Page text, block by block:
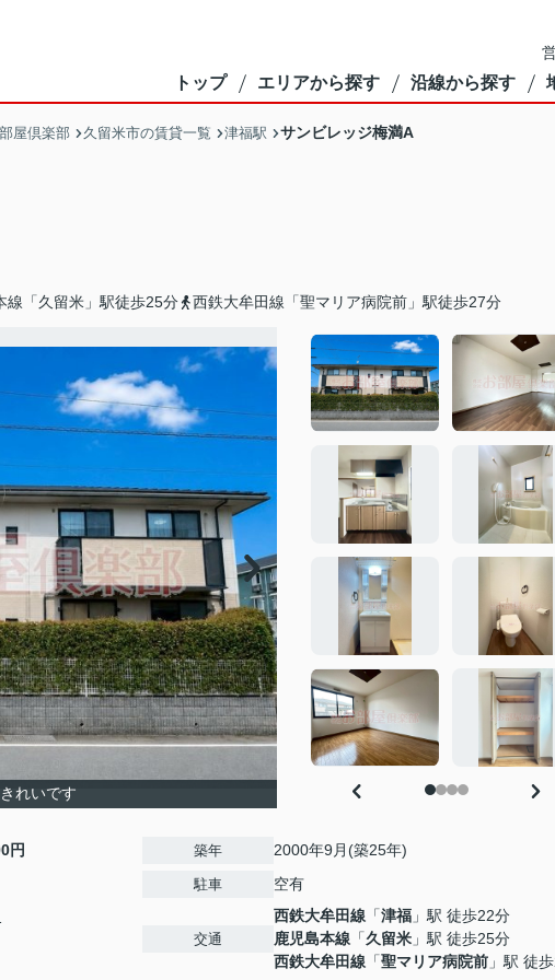
トップ エリアから探す 沿線から探す
屋倶楽部 久留米市の賃貸一覧 津福駅 サンビレッジ梅満A
線「久留米」駅徒歩25分 西鉄大牟田線「聖マリア病院前」駅徒歩27分
れいです
円 築年 2000年9月(築25年)
駐車 空有
交通
西鉄大牟田線 「津福 」駅 徒歩22分
鹿児島本線 「久留米 」駅 徒歩25分
西鉄大牟田線 「聖マリア病院前 」駅 徒